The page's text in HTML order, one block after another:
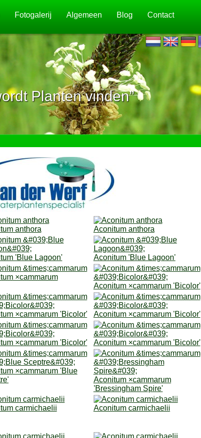
Fotogalerij Algemeen Blog Contact
Planten vinden”
anthora Aconitum anthora
'Blue Lagoon'
Aconitum 'Blue Lagoon'
×cammarum
Aconitum ×cammarum 'Bicolor'
×cammarum 'Bicolor' Aconitum ×cammarum 'Bicolor'
×cammarum 'Bicolor' Aconitum ×cammarum 'Bicolor'
×cammarum 'Blue
Aconitum ×cammarum
'Bressingham Spire'
carmichaelii Aconitum carmichaelii